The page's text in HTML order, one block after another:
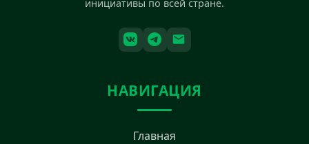
инициативы по всей стране.
НАВИГАЦИЯ
Главная